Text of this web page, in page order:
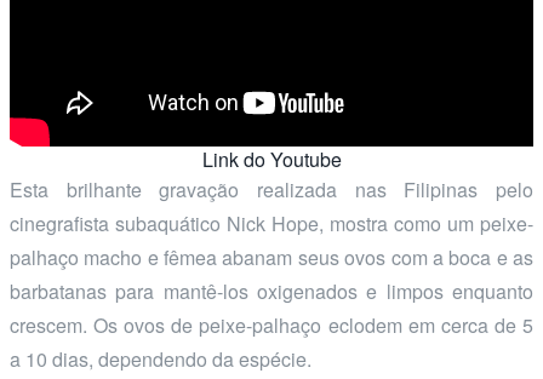
Link do Youtube
Esta brilhante gravação realizada nas Filipinas pelo
cinegrafista subaquático Nick Hope, mostra como um peixe-
palhaço macho e fêmea abanam seus ovos com a boca e as
barbatanas para mantê-los oxigenados e limpos enquanto
crescem. Os ovos de peixe-palhaço eclodem em cerca de 5
a 10 dias, dependendo da espécie.